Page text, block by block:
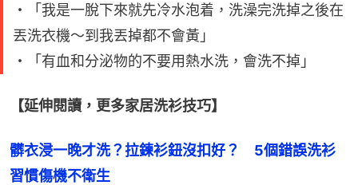
・「我是一脫下來就先冷水泡着，洗澡完洗掉之後在
丟洗衣機～到我丟掉都不會黃」
・「有血和分泌物的不要用熱水洗，會洗不掉」
【延伸閱讀，更多家居洗衫技巧】
髒衣浸一晚才洗？拉鍊衫鈕沒扣好？　5個錯誤洗衫
習慣傷機不衛生